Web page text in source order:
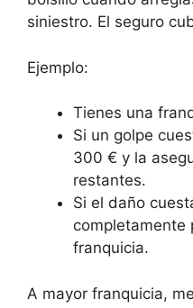
siniestro. El seguro
Ejemplo:
Tienes una
Si un golpe
300 € y la
restantes.
Si el daño
completamente
franquicia.
A mayor franquicia,